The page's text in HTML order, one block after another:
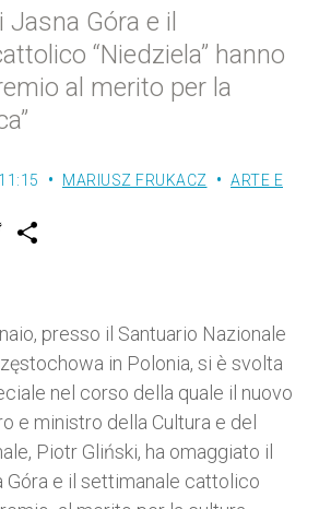
Góra e il
“Niedziela” hanno
al merito per la
MARIUSZ FRUKACZ
ARTE E
w
r
presso il Santuario Nazionale
in Polonia, si è svolta
nel corso della quale il nuovo
e ministro della Cultura e del
Piotr Gliński, ha omaggiato il
Góra e il settimanale cattolico